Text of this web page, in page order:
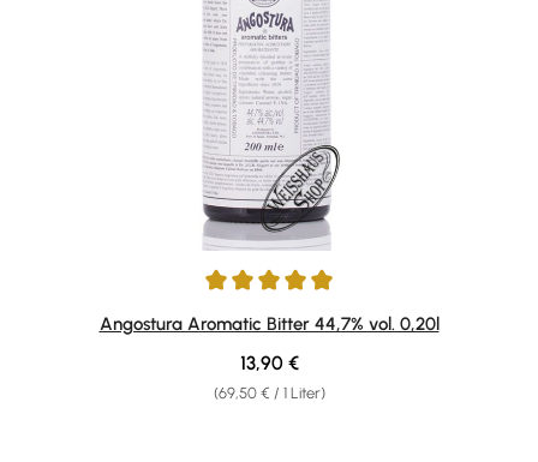
Durchschnittliche Bewertung von 4.94 von 5 Sternen
Angostura Aromatic Bitter 44,7% vol. 0,20l
(69,50 € / 1 Liter)
Regulärer Preis:
13,90 €